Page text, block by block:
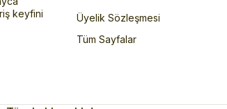
keyfini
Üyelik Sözleşmesi
Tüm Sayfalar